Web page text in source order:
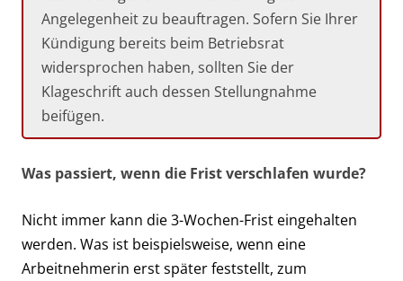
Angelegenheit zu beauftragen. Sofern Sie Ihrer
Kündigung bereits beim Betriebsrat
widersprochen haben, sollten Sie der
Klageschrift auch dessen Stellungnahme
beifügen.
Was passiert, wenn die Frist verschlafen wurde?
Nicht immer kann die 3-Wochen-Frist eingehalten
werden. Was ist beispielsweise, wenn eine
Arbeitnehmerin erst später feststellt, zum